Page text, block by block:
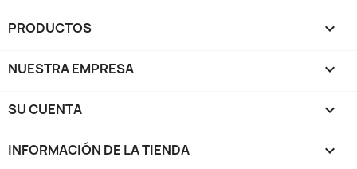
PRODUCTOS 
NUESTRA EMPRESA 
SU CUENTA 
INFORMACIÓN DE LA TIENDA keyboard_arrow_down